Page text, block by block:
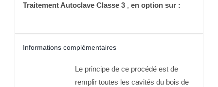
Traitement Autoclave Classe 3 , en option sur :
Informations complémentaires
Le principe de ce procédé est de
remplir toutes les cavités du bois de